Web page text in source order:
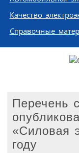
Качество
Справочные
Перечень
«Силовая
году